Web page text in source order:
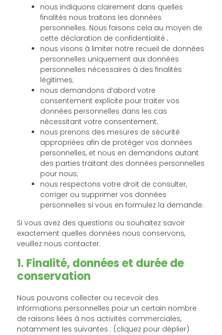
nous indiquons clairement dans quelles
finalités nous traitons les données
personnelles. Nous faisons cela au moyen de
cette déclaration de confidentialité ;
nous visons à limiter notre recueil de données
personnelles uniquement aux données
personnelles nécessaires à des finalités
légitimes;
nous demandons d’abord votre
consentement explicite pour traiter vos
données personnelles dans les cas
nécessitant votre consentement;
nous prenons des mesures de sécurité
appropriées afin de protéger vos données
personnelles, et nous en demandons autant
des parties traitant des données personnelles
pour nous;
nous respectons votre droit de consulter,
corriger ou supprimer vos données
personnelles si vous en formulez la demande.
Si vous avez des questions ou souhaitez savoir
exactement quelles données nous conservons,
veuillez nous contacter.
1. Finalité, données et durée de
conservation
Nous pouvons collecter ou recevoir des
informations personnelles pour un certain nombre
de raisons liées à nos activités commerciales,
notamment les suivantes : (cliquez pour déplier)